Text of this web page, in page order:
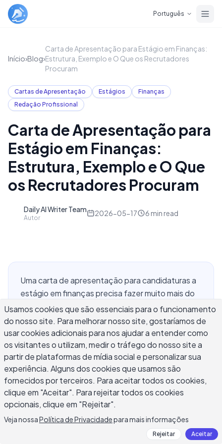
Português
Início›Blog›
Carta de Apresentação para Estágio em Finanças:
Estrutura, Exemplo e O Que os Recrutadores
Procuram
Cartas de Apresentação Estágios
Finanças
Redação Profissional
Carta de Apresentação para
Estágio em Finanças:
Estrutura, Exemplo e O Que
os Recrutadores Procuram
Daily AI Writer Team
Autor
2026-05-17 6 min read
Uma carta de apresentação para candidaturas a
estágio em finanças precisa fazer muito mais do
que repetir seu currículo. Os recrutadores já veem
sua formação, GPA, cursos e clubes. A carta deve
explicar por que esse cargo se adequa aos seus
interesses, mostrar evidências de que você
entende o trabalho e conectar sua experiência às
necessidades da equipe. Isso pode ser difícil
quando você ainda é um estudante e não tem
anos de experiência em finanças. Este guia
mostra como escrever uma carta de
apresentação focada para estágio em finanças
com uma estrutura prática, exemplos e dicas de
Usamos cookies que são essenciais para o funcionamento
do nosso site. Para melhorar nosso site, gostaríamos de
usar cookies adicionais para nos ajudar a entender como
os visitantes o utilizam, medir o tráfego do nosso site a
partir de plataformas de mídia social e personalizar sua
experiência. Alguns dos cookies que usamos são
fornecidos por terceiros. Para aceitar todos os cookies,
clique em "Aceitar". Para rejeitar todos os cookies
opcionais, clique em "Rejeitar".
Veja nossaPolítica de Privacidadepara mais informações
Rejeitar Aceitar